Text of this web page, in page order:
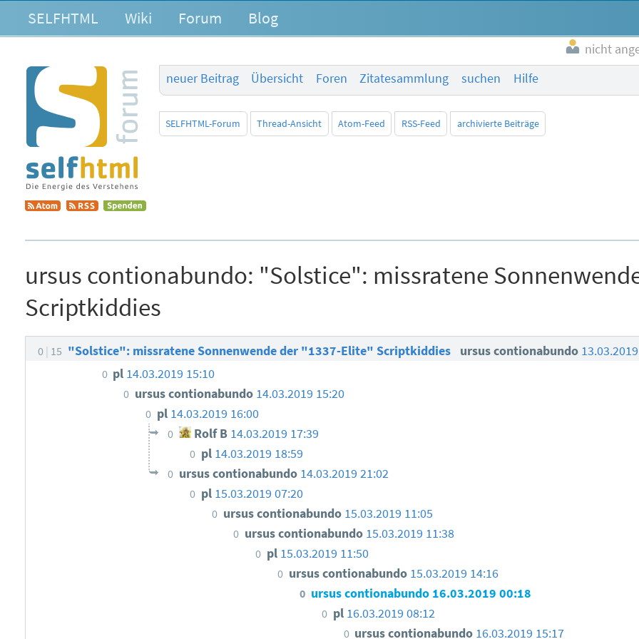
SELFHTML Wiki Forum Blog
nicht
neuer Beitrag
Übersicht Foren Zitatesammlung suchen Hilfe
SELFHTML-Forum Thread-Ansicht Atom-Feed RSS-Feed archivierte Beiträge
ursus contionabundo: "Solstice": missratene
Scriptkiddies
0 15 "Solstice": missratene Sonnenwende der "1337-Elite" Scriptkiddies ursus contionabundo
0 pl 14.03.2019 15:10
0 ursus contionabundo 14.03.2019 15:20
0 pl 14.03.2019 16:00
0 Rolf B 14.03.2019 17:39
0 pl 14.03.2019 18:59
0 ursus contionabundo 14.03.2019 21:02
0 pl 15.03.2019 07:20
0 ursus contionabundo 15.03.2019 11:05
0 ursus contionabundo 15.03.2019 11:38
0 pl 15.03.2019 11:50
0 ursus contionabundo 15.03.2019 14:16
0 ursus contionabundo 16.03.2019 00:18
0 pl 16.03.2019 08:12
0 ursus contionabundo 16.03.2019 15:17